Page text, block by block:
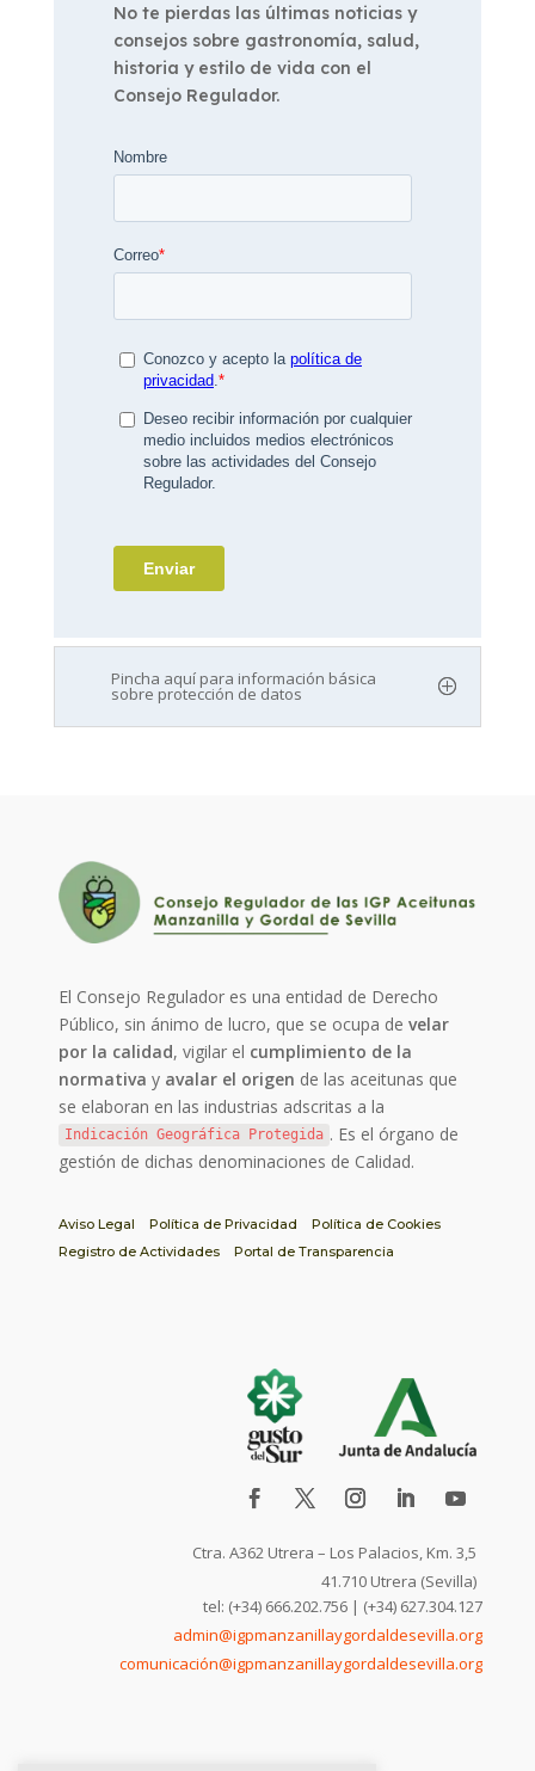
No te pierdas las últimas noticias y
consejos sobre gastronomía, salud,
historia y estilo de vida con el
Consejo Regulador.
Pincha aquí para información básica
sobre protección de datos
El Consejo Regulador es una entidad de Derecho
Público, sin ánimo de lucro, que se ocupa develar
por la calidad, vigilar el cumplimiento de la
normativa y avalar el origen de las aceitunas que
se elaboran en las industrias adscritas a la
Indicación Geográfica Protegida . Es el órgano de
gestión de dichas denominaciones de Calidad.
Aviso Legal Política de Privacidad
Política de Cookies
Registro de Actividades
Portal de Transparencia
Ctra. A362 Utrera – Los Palacios, Km. 3,5
41.710 Utrera (Sevilla)
tel: (+34) 666.202.756 | (+34) 627.304.127
admin@igpmanzanillaygordaldesevilla.org
comunicación@igpmanzanillaygordaldesevilla.org